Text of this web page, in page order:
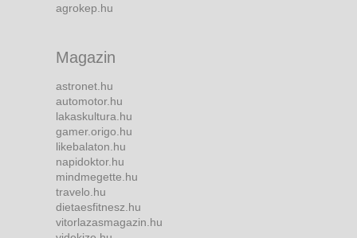
agrokep.hu
Magazin
astronet.hu
automotor.hu
lakaskultura.hu
gamer.origo.hu
likebalaton.hu
napidoktor.hu
mindmegette.hu
travelo.hu
dietaesfitnesz.hu
vitorlazasmagazin.hu